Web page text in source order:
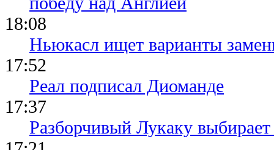
18:08
Ньюкасл ищет варианты
17:52
Реал подписал Диоманде
17:37
Разборчивый Лукаку